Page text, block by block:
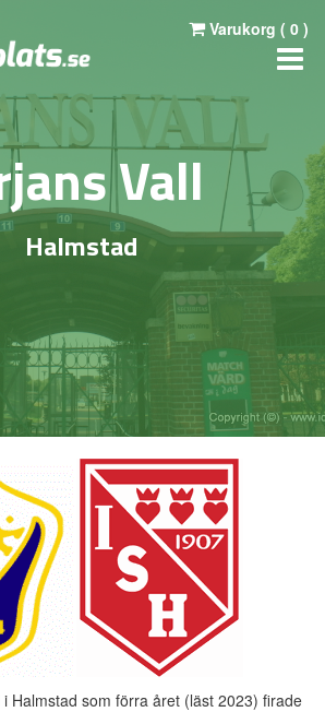
Varukorg ( 0 )
Vall
Halmstad
Halmstad som förra året (läst 2023) firade